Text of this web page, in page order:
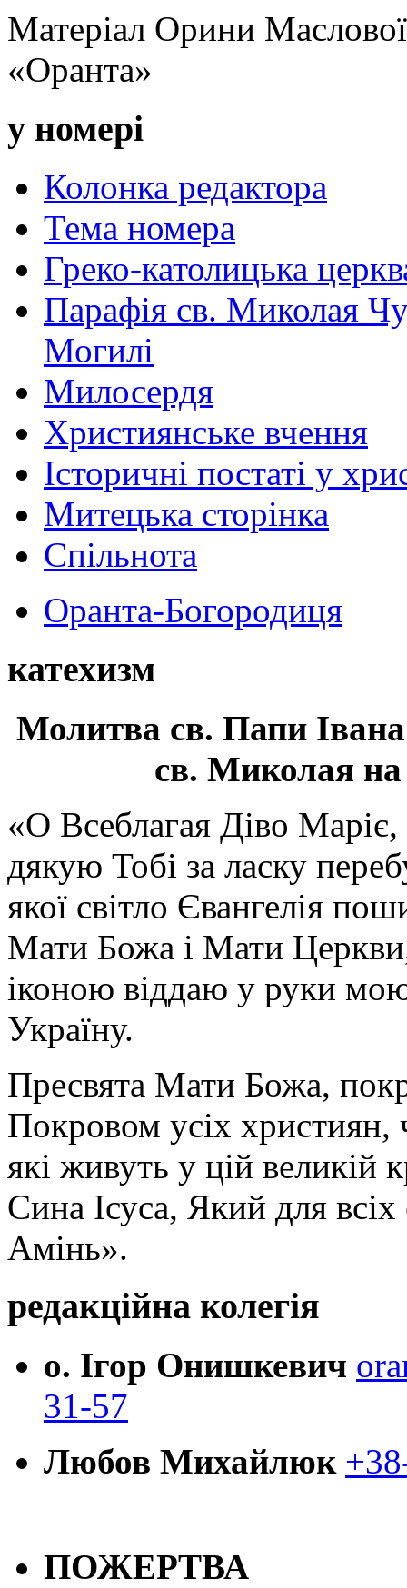
Матеріал Орини
«Оранта»
у номері
Колонка редактора
Тема номера
Греко-католицька
Парафія св. Миколая
Могилі
Милосердя
Християнське вчення
Історичні постаті у
Митецька сторінка
Спільнота
Оранта-Богородиця
катехизм
Молитва св. Папи
св. Миколая на
«О Всеблагая Діво
дякую Тобі за ласку
якої світло Євангелія
Мати Божа і Мати
іконою віддаю у руки
Україну.
Пресвята Мати Божа,
Покровом усіх християн,
які живуть у цій великій
Сина Ісуса, Який для
Амінь».
редакційна колегія
о. Ігор Онишкевич
31-57
Любов Михайлюк
ПОЖЕРТВА